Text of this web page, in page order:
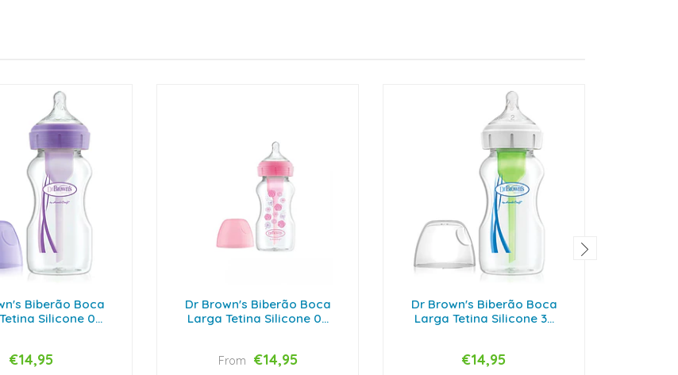
Biberão Boca
Silicone 0...
VIEW OPTIONS
€14,95
Dr Brown's Biberão Boca
Larga Tetina Silicone 0...
VIEW OPTIONS
From €14,95
Dr Brown's Biberão Boca
Larga Tetina Silicone 3...
+
€14,95